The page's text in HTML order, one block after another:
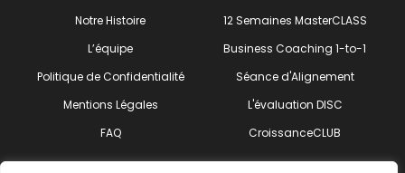
Notre Histoire
L’équipe
Politique de Confidentialité
Mentions Légales
FAQ
12 Semaines MasterCLASS
Business Coaching 1-to-1
Séance d'Alignement
L'évaluation DISC
CroissanceCLUB